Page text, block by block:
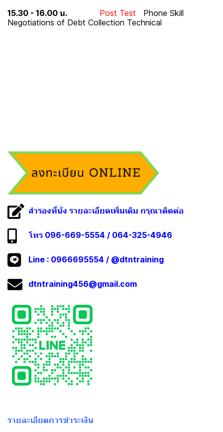
15.30 - 16.00 น.
Post Test Phone Skill
Negotiations of Debt Collection Technical
สำรองที่นั่ง รายละเอียดเพิ่มเติม กรุณาติดต่อ
โทร 096-669-5554 / 064-325-4946
Line : 0966695554 / @dtntraining
dtntraining456@gmail.com
รายละเอียดการชำระเงิน